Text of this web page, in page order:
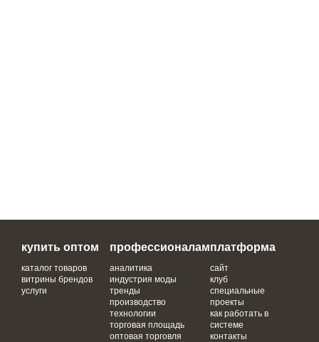
купить оптом
каталог товаров
витрины брендов
услуги
профессионалам
аналитика
индустрия моды
тренды
производство
технологии
торговая площадь
оптовая торговля
платформа
сайт
клуб
специальные
проекты
как работать в
системе
контакты